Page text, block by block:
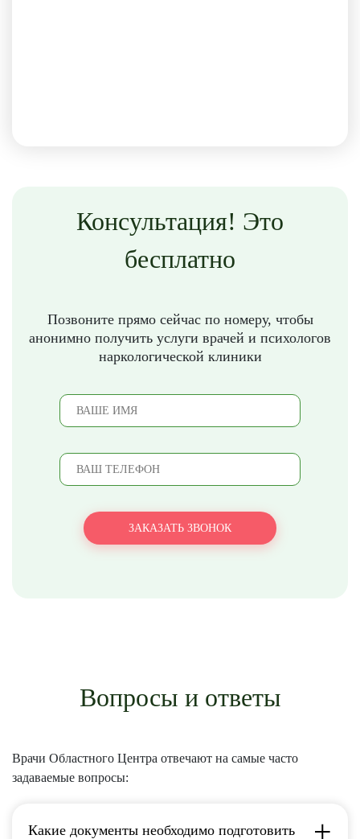
Консультация! Это
бесплатно
Позвоните прямо сейчас по номеру, чтобы
анонимно получить услуги врачей и психологов
наркологической клиники
Вопросы и ответы
Врачи Областного Центра отвечают на самые часто
задаваемые вопросы:
Какие документы необходимо подготовить